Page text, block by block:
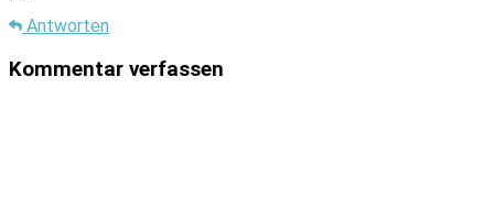
Antworten
Kommentar verfassen